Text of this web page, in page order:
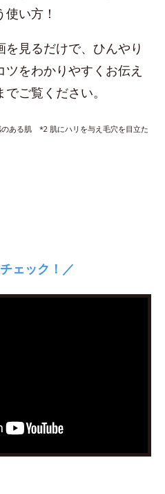
い方！
見るだけで、ひんやり
をわかりやすくお伝え
ご覧ください。
ある肌 *2 肌にハリを与え毛穴を目立た
ェック！／